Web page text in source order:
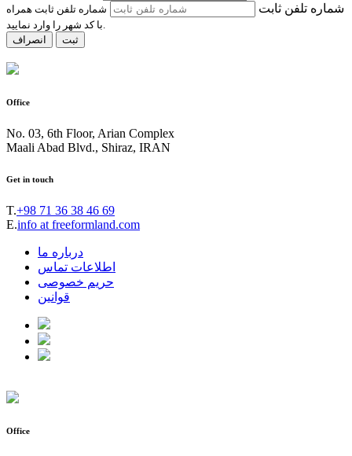
شماره تلفن ثابت
شماره تلفن ثابت همراه
انصراف
ثبت
Office
No. 03, 6th Floor, Arian Complex
Maali Abad Blvd., Shiraz, IRAN
Get in touch
T.+98 71 36 38 46 69
E.info at freeformland.com
درباره ما
اطلاعات تماس
حریم خصوصی
قوانین
Office